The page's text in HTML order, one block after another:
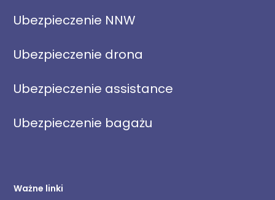
Ubezpieczenie NNW
Ubezpieczenie drona
Ubezpieczenie assistance
Ubezpieczenie bagażu
Ważne linki